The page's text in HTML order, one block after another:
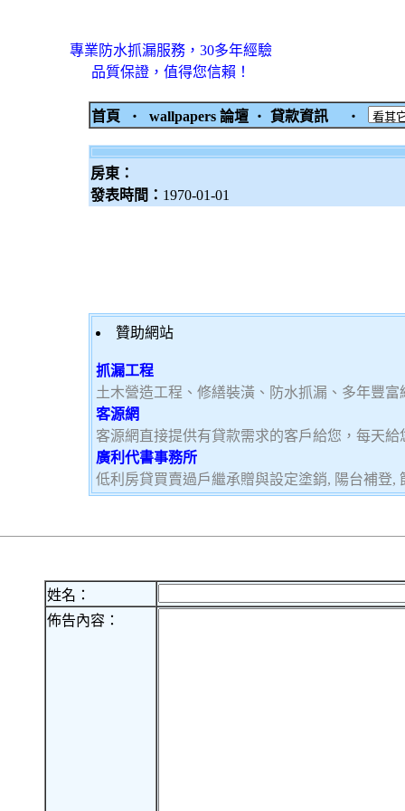
專業防水抓漏服務，30多年經驗
品質保證，值得您信賴！
首頁 ‧ wallpapers 論壇 ‧ 貸款資訊 ‧
房東：
發表時間： 1970-01-01
贊助網站
抓漏工程
土木營造工程、修繕裝潢、防水抓漏、多年豐
客源網
客源網直接提供有貸款需求的客戶給您，每天
廣利代書事務所
低利房貸買賣過戶繼承贈與設定塗銷, 陽台補登,
姓名：
佈告內容：